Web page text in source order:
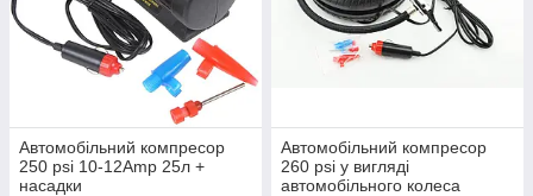
Автомобільний компресор
250 psi 10-12Amp 25л +
насадки
Автомобільний компресор
260 psi у вигляді
автомобільного колеса